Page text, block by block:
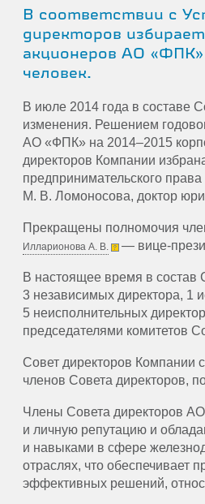
В соответствии с
директоров
акционеров АО
человек.
В июле 2014 года в составе
изменения. Решением
АО «ФПК» на 2014–2015
директоров Компании
предпринимательского
М. В. Ломоносова, доктор
Прекращены полномочия
Илларио­нова А. В. — вице-
В настоящее время в состав
3 независимых директора, 1
5 неисполнительных
председателями комитетов
Совет директоров Компании
членов Совета директоров,
Члены Совета директоров
и личную репутацию и
и навыками в сфере
отраслях, что обеспечивает
эффективных решений,